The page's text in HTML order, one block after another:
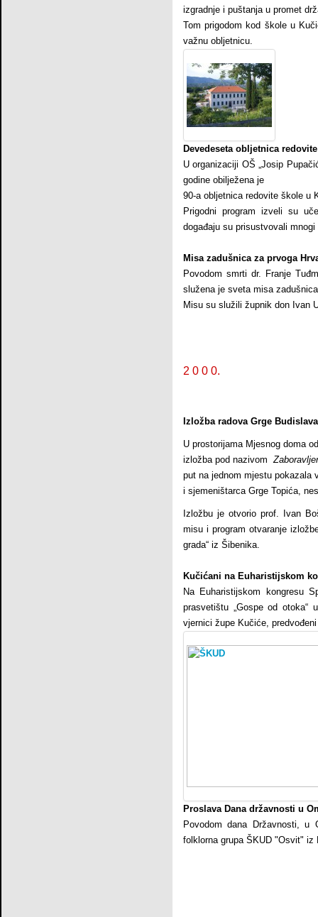
izgradnje i puštanja u promet
Tom prigodom kod škole u
važnu obljetnicu.
Devedeseta obljetnica
U organizaciji OŠ „Josip
godine obilježena je
90-a obljetnica redovite škole u
Prigodni program izveli su
događaju su prisustvovali
Misa zadušnica za prvoga
Povodom smrti dr. Franje
služena je sveta misa
Misu su služili župnik don Ivan
2 0 0 0.
Izložba radova Grge
U prostorijama Mjesnog doma
izložba pod nazivom
put na jednom mjestu pokazala
i sjemeništarca Grge Topića,
Izložbu je otvorio prof. Ivan
misu i program otvaranje
grada“ iz Šibenika.
Kučićani na Euharistijskom
Na Euharistijskom kongresu
prasvetištu „Gospe od
vjernici župe Kučiće,
Proslava Dana državnosti u
Povodom dana Državnosti,
folklorna grupa ŠKUD "Osvit" iz